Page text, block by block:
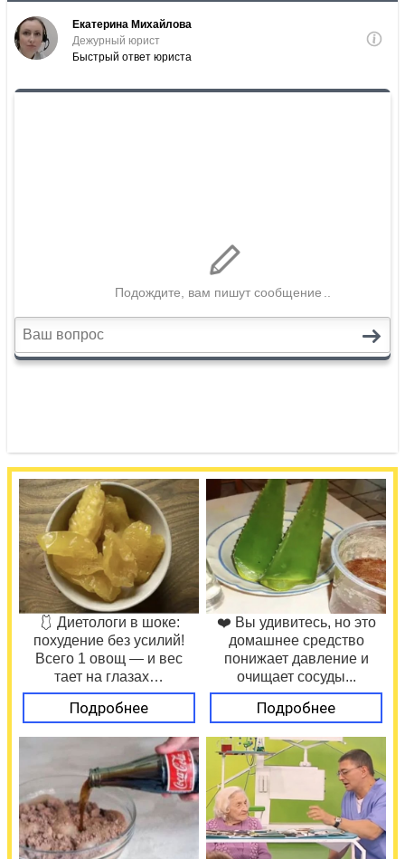
🩱 Диетологи в шоке:
похудение без усилий!
Всего 1 овощ — и вес
тает на глазах…
Подробнее
❤️ Вы удивитесь, но это
домашнее средство
понижает давление и
очищает сосуды...
Подробнее